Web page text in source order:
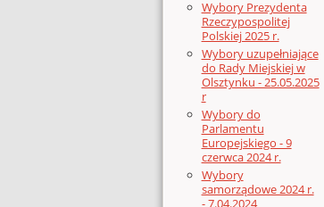
Wybory Prezydenta
Rzeczypospolitej
Polskiej 2025 r.
Wybory uzupełniające
do Rady Miejskiej w
Olsztynku - 25.05.2025
r
Wybory do
Parlamentu
Europejskiego - 9
czerwca 2024 r.
Wybory
samorządowe 2024 r.
- 7.04.2024